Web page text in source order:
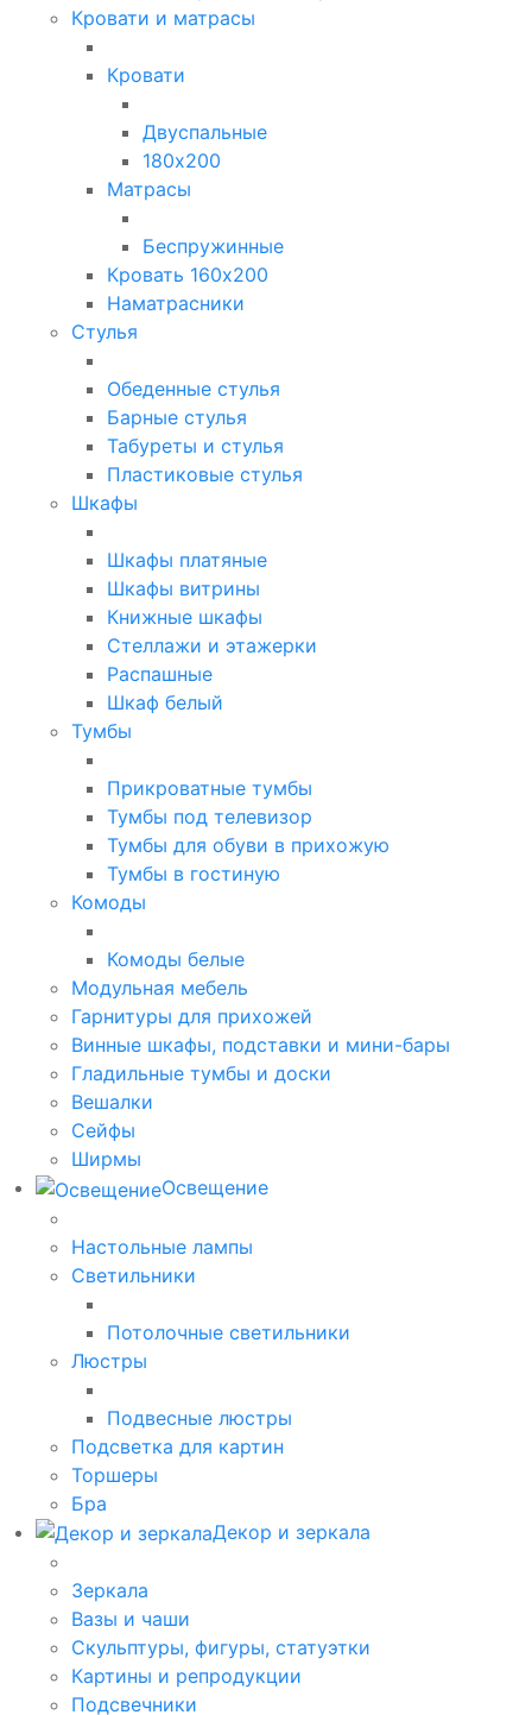
Кровати и матрасы
Кровати
Двуспальные
180х200
Матрасы
Беспружинные
Кровать 160х200
Наматрасники
Стулья
Обеденные стулья
Барные стулья
Табуреты и стулья
Пластиковые стулья
Шкафы
Шкафы платяные
Шкафы витрины
Книжные шкафы
Стеллажи и этажерки
Распашные
Шкаф белый
Тумбы
Прикроватные тумбы
Тумбы под телевизор
Тумбы для обуви в прихожую
Тумбы в гостиную
Комоды
Комоды белые
Модульная мебель
Гарнитуры для прихожей
Винные шкафы, подставки и мини-бары
Гладильные тумбы и доски
Вешалки
Сейфы
Ширмы
Освещение
Настольные лампы
Светильники
Потолочные светильники
Люстры
Подвесные люстры
Подсветка для картин
Торшеры
Бра
Декор и зеркала
Зеркала
Вазы и чаши
Скульптуры, фигуры, статуэтки
Картины и репродукции
Подсвечники